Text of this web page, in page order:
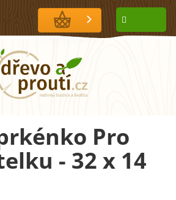
NÁKUPNÍ
KOŠÍK
Pro
- 32 x 14